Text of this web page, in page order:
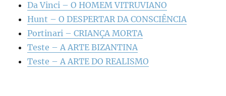
Da Vinci – O HOMEM VITRUVIANO
Hunt – O DESPERTAR DA CONSCIÊNCIA
Portinari – CRIANÇA MORTA
Teste – A ARTE BIZANTINA
Teste – A ARTE DO REALISMO